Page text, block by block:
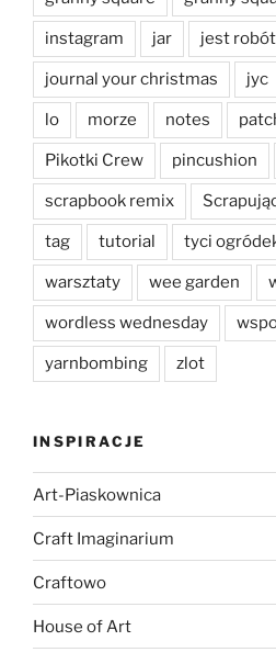
instagram jar jest
journal your christmas jyc
lo morze notes
Pikotki Crew pincushion
scrapbook remix
tag tutorial tyci
warsztaty wee garden
wordless wednesday
yarnbombing zlot
INSPIRACJE
Art-Piaskownica
Craft Imaginarium
Craftowo
House of Art